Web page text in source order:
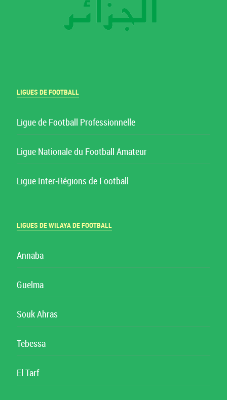
LIGUES DE FOOTBALL
Ligue de Football Professionnelle
Ligue Nationale du Football Amateur
Ligue Inter-Régions de Football
LIGUES DE WILAYA DE FOOTBALL
Annaba
Guelma
Souk Ahras
Tebessa
El Tarf